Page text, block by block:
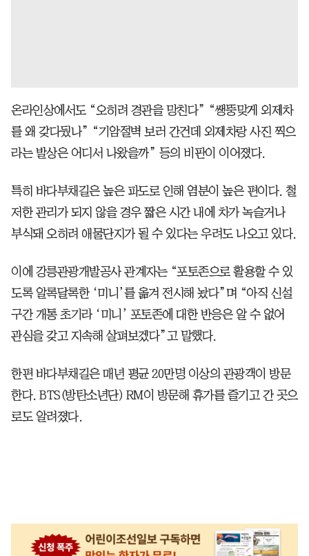
온라인상에서도 “오히려 경관을 망친다” “쌩뚱맞게 외제차
를 왜 갖다뒀나” “기암절벽 보러 간건데 외제차랑 사진 찍으
라는 발상은 어디서 나왔을까” 등의 비판이 이어졌다.
특히 바다부채길은 높은 파도로 인해 염분이 높은 편이다. 철
저한 관리가 되지 않을 경우 짧은 시간 내에 차가 녹슬거나
부식돼 오히려 애물단지가 될 수 있다는 우려도 나오고 있다.
이에 강릉관광개발공사 관계자는 “포토존으로 활용할 수 있
도록 알록달록한 ‘미니’를 옮겨 전시해 놨다”며 “아직 신설
구간 개통 초기라 ‘미니’ 포토존에 대한 반응은 알 수 없어
관심을 갖고 지속해 살펴보겠다”고 말했다.
한편 바다부채길은 매년 평균 20만명 이상의 관광객이 방문
한다. BTS(방탄소년단) RM이 방문해 휴가를 즐기고 간 곳으
로도 알려졌다.